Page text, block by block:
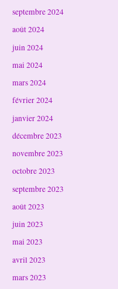
septembre 2024
août 2024
juin 2024
mai 2024
mars 2024
février 2024
janvier 2024
décembre 2023
novembre 2023
octobre 2023
septembre 2023
août 2023
juin 2023
mai 2023
avril 2023
mars 2023